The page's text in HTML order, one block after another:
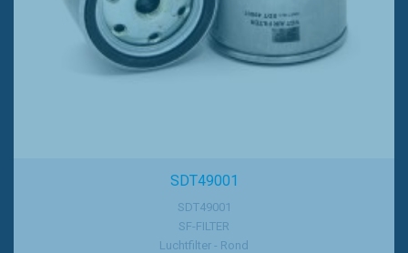
SDT49001
SDT49001
SF-FILTER
Luchtfilter - Rond